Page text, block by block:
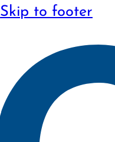
Skip to footer